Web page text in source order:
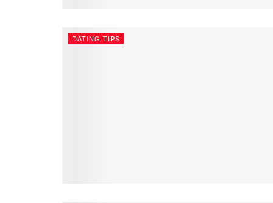
DATING TIPS